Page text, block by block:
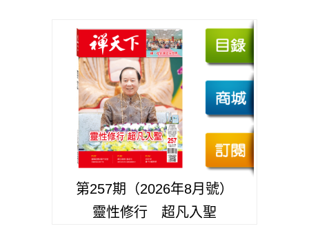
第257期（2026年8月號）
靈性修行 超凡入聖